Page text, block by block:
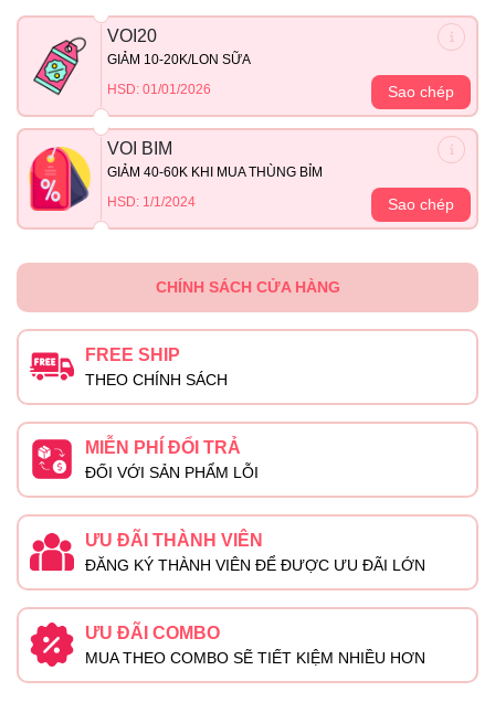
VOI20
GIẢM 10-20K/LON SỮA
HSD: 01/01/2026
Sao chép
VOI BIM
GIẢM 40-60K KHI MUA THÙNG BỈM
HSD: 1/1/2024
Sao chép
CHÍNH SÁCH CỬA HÀNG
FREE SHIP
THEO CHÍNH SÁCH
MIỄN PHÍ ĐỔI TRẢ
ĐỐI VỚI SẢN PHẨM LỖI
ƯU ĐÃI THÀNH VIÊN
ĐĂNG KÝ THÀNH VIÊN ĐỂ ĐƯỢC ƯU ĐÃI LỚN
ƯU ĐÃI COMBO
MUA THEO COMBO SẼ TIẾT KIỆM NHIỀU HƠN